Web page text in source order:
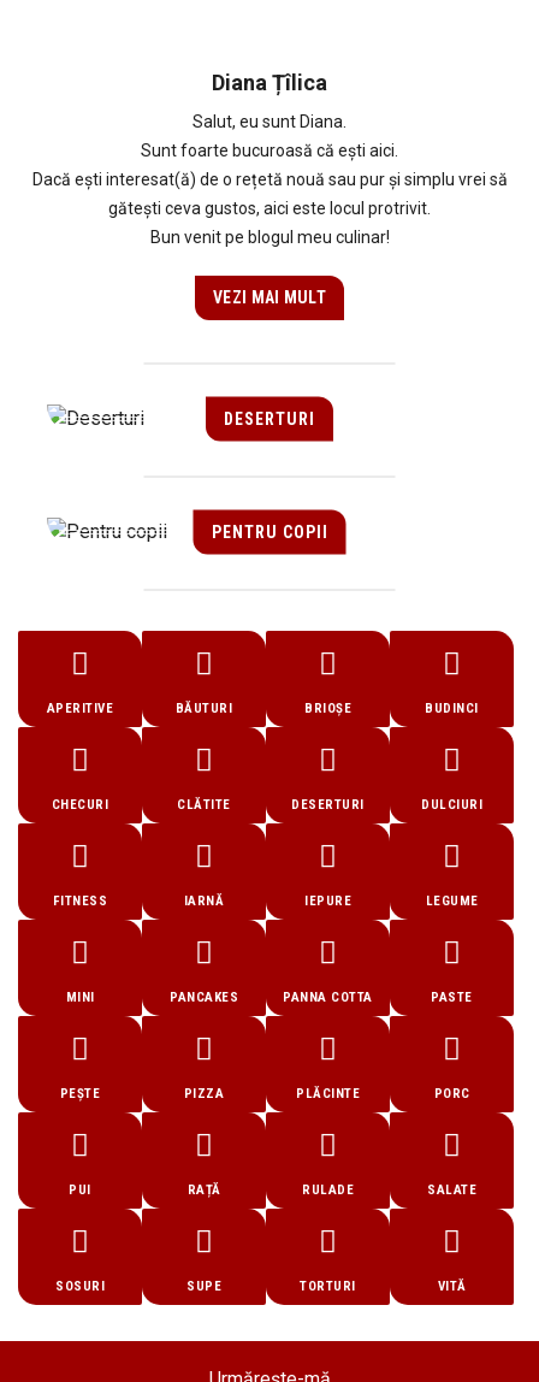
Diana Țîlica
Salut, eu sunt Diana.
Sunt foarte bucuroasă că ești aici.
Dacă ești interesat(ă) de o rețetă nouă sau pur și simplu vrei să
gătești ceva gustos, aici este locul protrivit.
Bun venit pe blogul meu culinar!
VEZI MAI MULT
DESERTURI
APERITIVE BĂUTURI BRIOȘE BUDINCI
CHECURI CLĂTITE DESERTURI DULCIURI
FITNESS IARNĂ IEPURE LEGUME
MINI PANCAKES PANNA COTTA PASTE
PEȘTE PIZZA PLĂCINTE PORC
PUI RAȚĂ RULADE SALATE
SOSURI SUPE TORTURI VITĂ
PENTRU COPII